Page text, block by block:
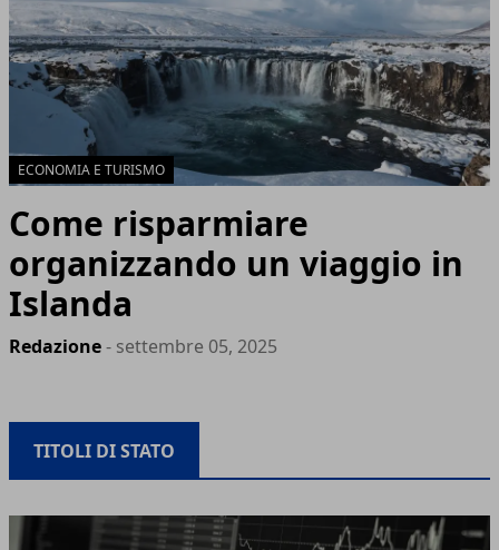
ECONOMIA E TURISMO
Come risparmiare
organizzando un viaggio in
Islanda
Redazione- settembre 05, 2025
TITOLI DI STATO